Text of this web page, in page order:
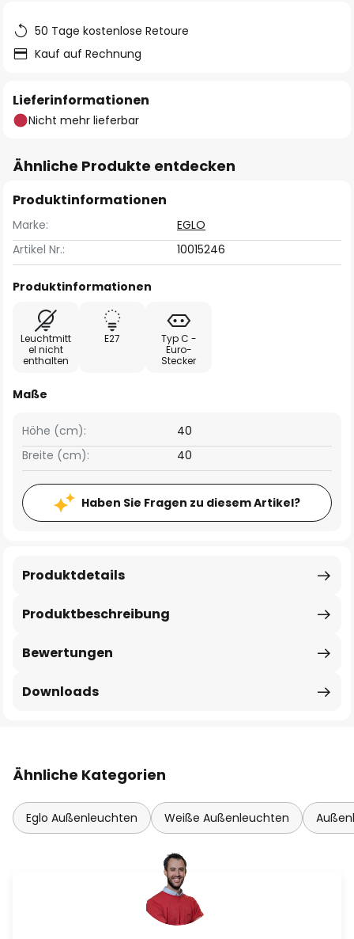
50 Tage kostenlose Retoure
Kauf auf Rechnung
Lieferinformationen
Nicht mehr lieferbar
Ähnliche Produkte entdecken
Produktinformationen
Marke:
EGLO
Artikel Nr.:
10015246
Produktinformationen
Leuchtmitt
el nicht
enthalten
E27
Typ C -
Euro-
Stecker
Maße
Breite (cm): 40
Höhe (cm): 40
Haben Sie Fragen zu diesem Artikel?
Produktbeschreibung
Produktdetails
Bewertungen
Downloads
Ähnliche Kategorien
Eglo Außenleuchten Weiße Außenleuchten